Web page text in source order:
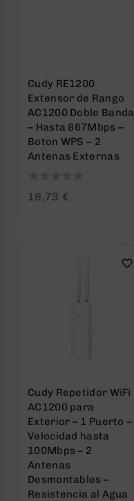
Cudy RE1200
Extensor de Rango
AC1200 Doble Banda
– Hasta 867Mbps –
Boton WPS – 2
Antenas Externas
016,73 €
Cudy Repetidor WiFi
AC1200 para
Exterior – 1 Puerto –
Velocidad hasta
100Mbps – 2
Antenas
Desmontables –
Resistencia al Agua